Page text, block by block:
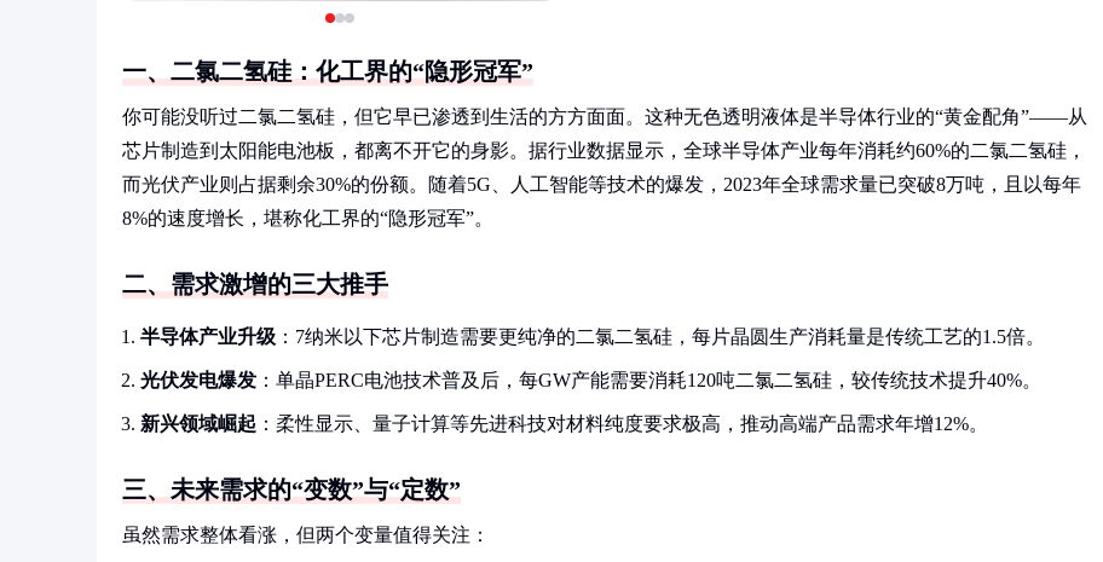
一、二氯二氢硅：化工界的“隐形冠军”
你可能没听过二氯二氢硅，但它早已渗透到生活的方方面面。这种无色透明液体是半导体行业的“黄金配角”——从
芯片制造到太阳能电池板，都离不开它的身影。据行业数据显示，全球半导体产业每年消耗约60%的二氯二氢硅，
而光伏产业则占据剩余30%的份额。随着5G、人工智能等技术的爆发，2023年全球需求量已突破8万吨，且以每年
8%的速度增长，堪称化工界的“隐形冠军”。
二、需求激增的三大推手
半导体产业升级 ：7纳米以下芯片制造需要更纯净的二氯二氢硅，每片晶圆生产消耗量是传统工艺的1.5倍。
光伏发电爆发 ：单晶PERC电池技术普及后，每GW产能需要消耗120吨二氯二氢硅，较传统技术提升40%。
新兴领域崛起 ：柔性显示、量子计算等先进科技对材料纯度要求极高，推动高端产品需求年增12%。
三、未来需求的“变数”与“定数”
虽然需求整体看涨，但两个变量值得关注：